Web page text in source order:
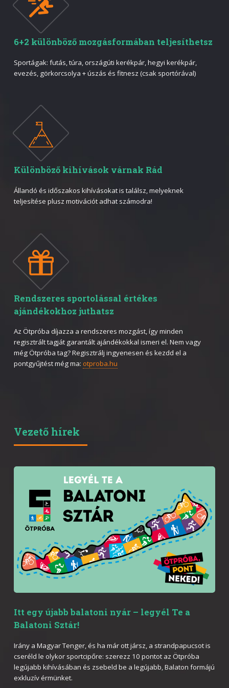
6+2 különböző mozgásformában teljesíthetsz
Sportágak: futás, túra, országúti kerékpár, hegyi kerékpár,
evezés, görkorcsolya + úszás és fitnesz (csak sportórával)
Különböző kihívások várnak Rád
Állandó és időszakos kihívásokat is találsz, melyeknek
teljesítése plusz motivációt adhat számodra!
Rendszeres sportolással értékes
ajándékokhoz juthatsz
Az Ötpróba díjazza a rendszeres mozgást, így minden
regisztrált tagját garantált ajándékokkal ismeri el. Nem vagy
még Ötpróba tag? Regisztrálj ingyenesen és kezdd el a
pontgyűjtést még ma: otproba.hu
Vezető hírek
Itt egy újabb balatoni nyár – legyél Te a
Balatoni Sztár!
Irány a Magyar Tenger, és ha már ott jársz, a strandpapucsot is
cseréld le olykor sportcipőre: szerezz 10 pontot az Ötpróba
legújabb kihívásában és zsebeld be a legújabb, Balaton formájú
exkluzív érmünket.